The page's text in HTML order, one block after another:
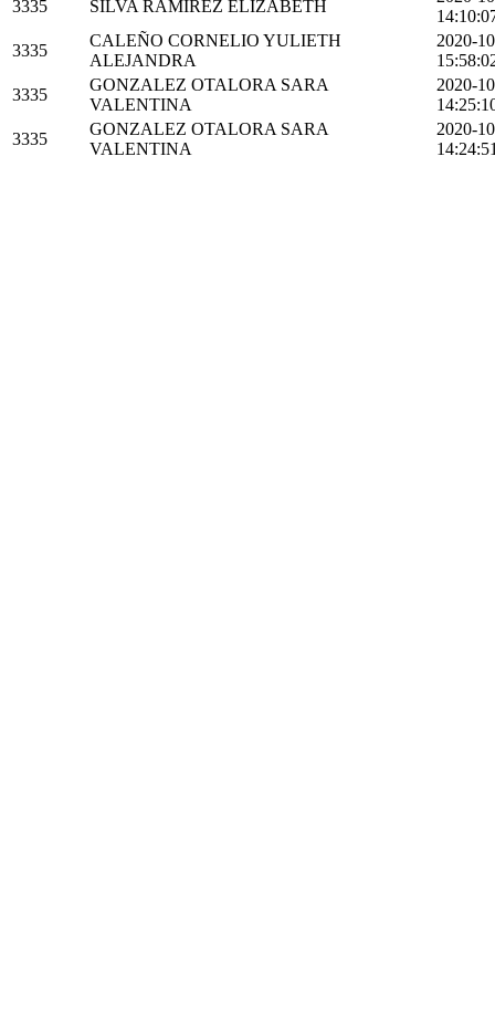
3335 SILVA RAMÌREZ ELIZABETH
3335
CALEÑO CORNELIO YULIETH
ALEJANDRA
2020-
3335
GONZALEZ OTALORA SARA
VALENTINA
2020-
3335
GONZALEZ OTALORA SARA
VALENTINA
2020-